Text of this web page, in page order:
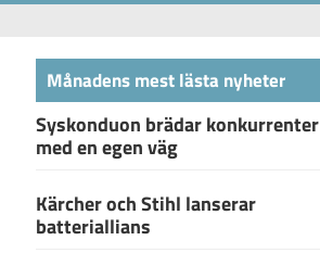
Månadens mest lästa nyheter
Syskonduon brädar konkurrenter
med en egen väg
Kärcher och Stihl lanserar
batteriallians